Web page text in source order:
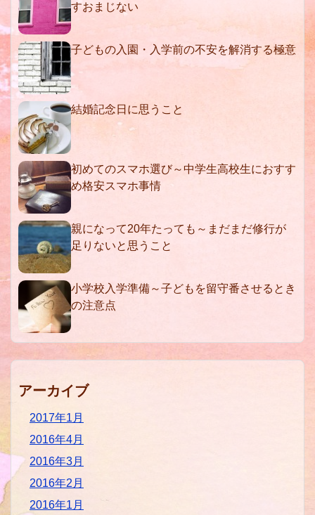
すおまじない
子どもの入園・入学前の不安を解消する極意
結婚記念日に思うこと
初めてのスマホ選び～中学生高校生におすす
め格安スマホ事情
親になって20年たっても～まだまだ修行が
足りないと思うこと
小学校入学準備～子どもを留守番させるとき
の注意点
アーカイブ
2017年1月
2016年4月
2016年3月
2016年2月
2016年1月